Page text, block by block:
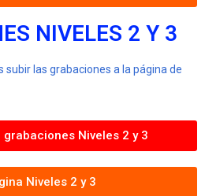
NIVELES 2 Y 3
subir las grabaciones a la página de
grabaciones Niveles 2 y 3
Niveles 2 y 3